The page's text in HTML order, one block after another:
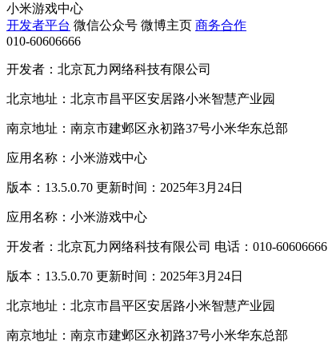
小米游戏中心
开发者平台 微信公众号 微博主页 商务合作
010-60606666
开发者：北京瓦力网络科技有限公司
北京地址：北京市昌平区安居路小米智慧产业园
南京地址：南京市建邺区永初路37号小米华东总部
应用名称：小米游戏中心
版本：13.5.0.70 更新时间：2025年3月24日
应用名称：小米游戏中心
开发者：北京瓦力网络科技有限公司 电话：010-60606666
版本：13.5.0.70 更新时间：2025年3月24日
北京地址：北京市昌平区安居路小米智慧产业园
南京地址：南京市建邺区永初路37号小米华东总部